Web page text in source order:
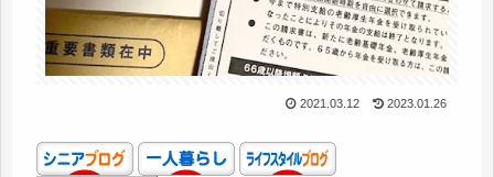
2021.03.12 2023.01.26